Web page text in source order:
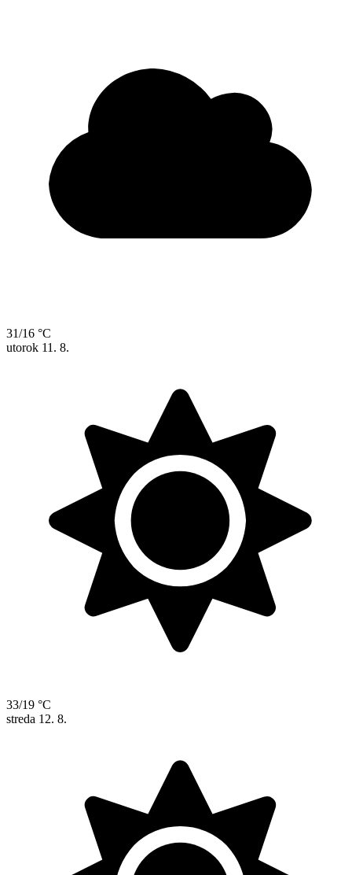
31/16 °C
utorok 11. 8.
33/19 °C
streda 12. 8.